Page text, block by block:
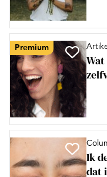
Premium
Ik
dat